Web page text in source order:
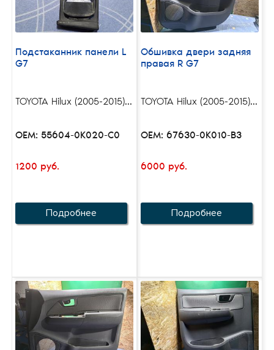
Подстаканник панели L
G7
TOYOTA Hilux (2005-2015)...
OEM: 55604-0K020-C0
1200 руб.
Подробнее
Обшивка двери задняя
правая R G7
TOYOTA Hilux (2005-2015)...
OEM: 67630-0K010-B3
6000 руб.
Подробнее